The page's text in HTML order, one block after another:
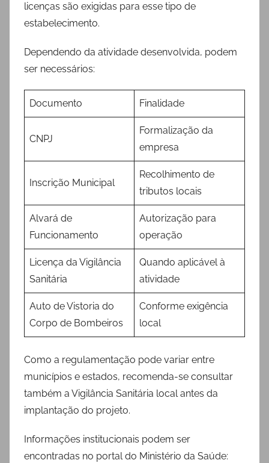
licenças são exigidas para esse tipo de
estabelecimento.
Dependendo da atividade desenvolvida, podem
ser necessários:
Documento Finalidade
CNPJ
Formalização da
empresa
Inscrição Municipal
Recolhimento de
tributos locais
Alvará de
Funcionamento
Autorização para
operação
Licença da Vigilância
Sanitária
Quando aplicável à
atividade
Auto de Vistoria do
Corpo de Bombeiros
Conforme exigência
local
Como a regulamentação pode variar entre
municípios e estados, recomenda-se consultar
também a Vigilância Sanitária local antes da
implantação do projeto.
Informações institucionais podem ser
encontradas no portal do Ministério da Saúde: